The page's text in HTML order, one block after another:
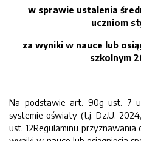
w sprawie ustalenia
uczniom
za wyniki w nauce lub
szkolnym
Na podstawie art. 90g ust. 7
systemie oświaty (t.j. Dz.U.
ust. 12Regulaminu